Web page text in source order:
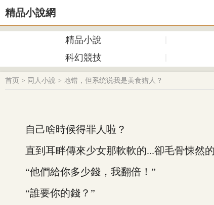
精品小說網
精品小說
科幻競技
首页 > 同人小說 > 地错，但系统说我是美食猎人？
自己啥時候得罪人啦？
直到耳畔傳來少女那軟軟的...卻毛骨悚然的
“他們給你多少錢，我翻倍！”
“誰要你的錢？”